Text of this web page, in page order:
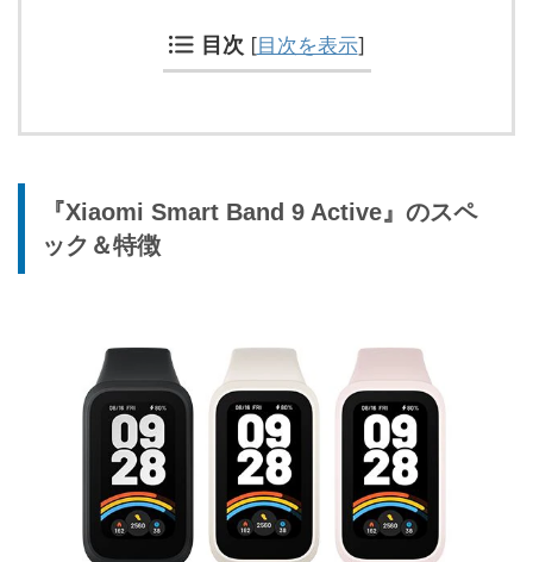
目次 [目次を表示]
『Xiaomi Smart Band 9 Active』のスペ
ック＆特徴